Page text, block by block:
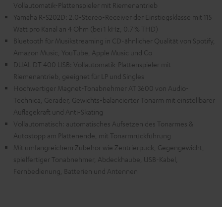
Vollautomatik-Plattenspieler mit Riemenantrieb
Yamaha R-S202D: 2.0-Stereo-Receiver der Einstiegsklasse mit 115
Watt pro Kanal an 4 Ohm (bei 1 kHz, 0.7 % THD)
Bluetooth für Musikstreaming in CD-ähnlicher Qualität von Spotify,
Amazon Music, YouTube, Apple Music und Co
DUAL DT 400 USB: Vollautomatik-Plattenspieler mit
Riemenantrieb, geeignet für LP und Singles
Hochwertiger Magnet-Tonabnehmer AT 3600 von Audio-
Technica, Gerader, Gewichts-balancierter Tonarm mit einstellbarer
Auflagekraft und Anti-Skating
Vollautomatisch: automatisches Aufsetzen des Tonarmes &
Autostopp am Plattenende, mit Tonarmrückführung
Mit umfangreichem Zubehör wie Zentrierpuck, Gegengewicht,
spielfertiger Tonabnehmer, Abdeckhaube, USB-Kabel,
Fernbedienung, Batterien und Antennen